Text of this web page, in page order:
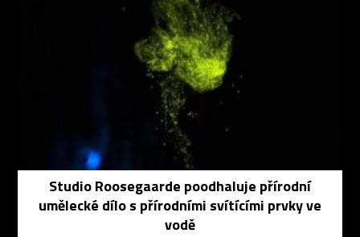
Studio Roosegaarde poodhaluje přírodní
umělecké dílo s přírodními svítícími prvky ve
vodě